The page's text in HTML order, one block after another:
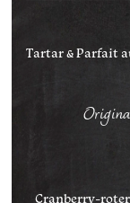
Tartar & Parfait
Cranberry-